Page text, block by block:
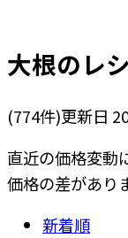
大根のレ
(774件)更新日
直近の価格変動
価格の差があり
新着順